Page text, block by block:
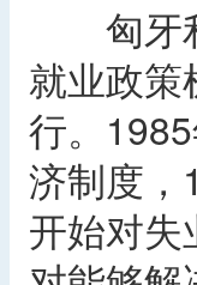
匈牙利
就业政策
行。
济制度，
开始对